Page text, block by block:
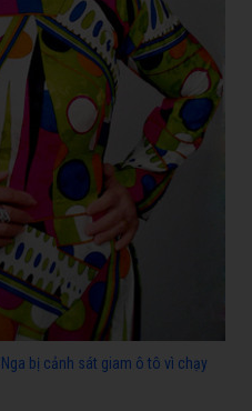
bị cảnh sát giam ô tô vì chạy